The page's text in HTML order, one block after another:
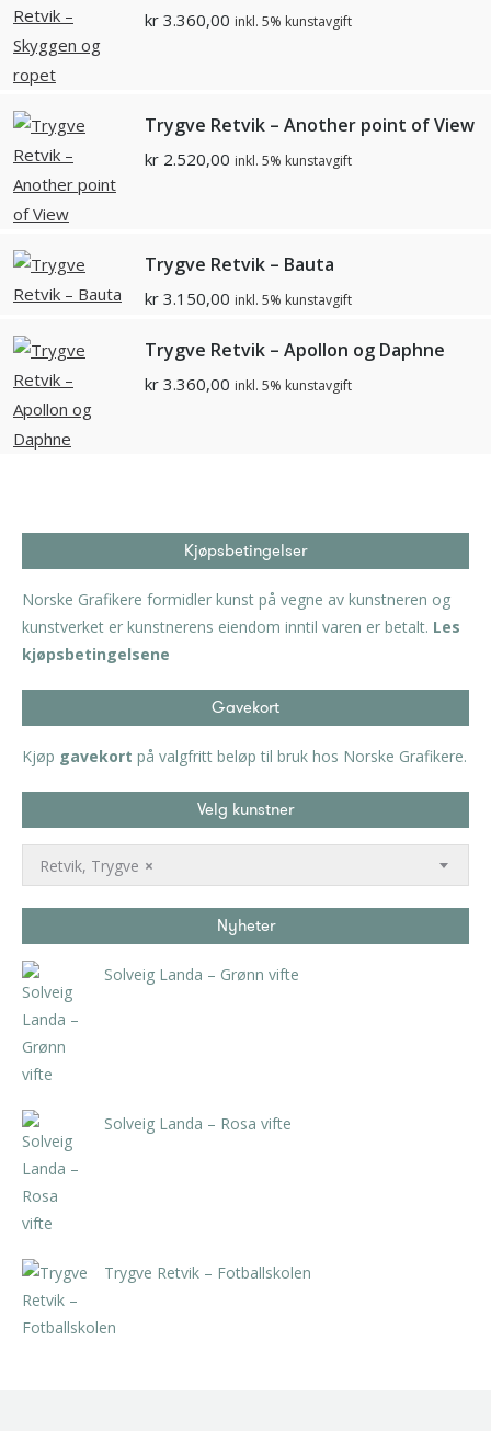
kr 3.360,00 inkl. 5% kunstavgift
Trygve Retvik – Another point of View
kr 2.520,00 inkl. 5% kunstavgift
Trygve Retvik – Bauta
kr 3.150,00 inkl. 5% kunstavgift
Trygve Retvik – Apollon og Daphne
kr 3.360,00 inkl. 5% kunstavgift
Kjøpsbetingelser
Norske Grafikere formidler kunst på vegne av kunstneren og
kunstverket er kunstnerens eiendom inntil varen er betalt. Les
kjøpsbetingelsene
Gavekort
Kjøp gavekort på valgfritt beløp til bruk hos Norske Grafikere.
Velg kunstner
×
Retvik, Trygve
Nyheter
Solveig Landa – Grønn vifte
Solveig Landa – Rosa vifte
Trygve Retvik – Fotballskolen